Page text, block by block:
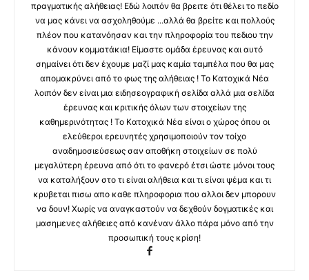
πραγματικής αλήθειας! Εδώ λοιπόν θα βρειτε ότι θέλει το πεδίο
να μας κάνει να ασχοληθούμε ...αλλά θα βρείτε και πολλούς
πλέον που κατανόησαν και την πληροφορία του πεδιου την
κάνουν κομματάκια! Είμαστε ομάδα έρευνας και αυτό
σημαίνει ότι δεν έχουμε μαζί μας καμία ταμπέλα που θα μας
απομακρύνει από το φως της αλήθειας ! Το Κατοχικά Νέα
λοιπόν δεν είναι μια ειδησεογραφική σελίδα αλλά μια σελίδα
έρευνας και κριτικής όλων των στοιχείων της
καθημερινότητας ! Το Κατοχικά Νέα είναι ο χώρος όπου οι
ελεύθεροι ερευνητές χρησιμοποιούν τον τοίχο
αναδημοσιεύσεως σαν αποθήκη στοιχείων σε πολύ
μεγαλύτερη έρευνα από ότι το φανερό έτσι ώστε μόνοι τους
να καταλήξουν στο τι είναι αλήθεια και τι είναι ψέμα και τι
κρυβεται πισω απο καθε πληροφορια που αλλοι δεν μπορουν
να δουν! Χωρίς να αναγκαστούν να δεχθούν δογματικές και
μασημενες αλήθειες από κανέναν άλλο πάρα μόνο από την
προσωπική τους κρίση!